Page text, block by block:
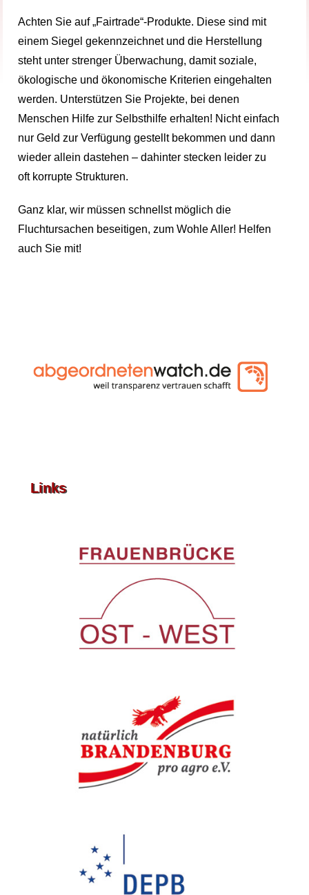
Achten Sie auf „Fairtrade“-Produkte. Diese sind mit
einem Siegel gekennzeichnet und die Herstellung
steht unter strenger Überwachung, damit soziale,
ökologische und ökonomische Kriterien eingehalten
werden. Unterstützen Sie Projekte, bei denen
Menschen Hilfe zur Selbsthilfe erhalten! Nicht einfach
nur Geld zur Verfügung gestellt bekommen und dann
wieder allein dastehen – dahinter stecken leider zu
oft korrupte Strukturen.
Ganz klar, wir müssen schnellst möglich die
Fluchtursachen beseitigen, zum Wohle Aller! Helfen
auch Sie mit!
Links